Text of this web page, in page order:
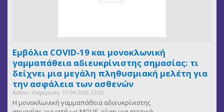
Εμβόλια COVID-19 και μονοκλωνική
γαμμαπάθεια αδιευκρίνιστης σημασίας: τι
δείχνει μια μεγάλη πληθυσμιακή μελέτη για
την ασφάλεια των ασθενών
Άρθρα - Ενημέρωση: 17-04-2026 12:02
Η μονοκλωνική γαμμαπάθεια αδιευκρίνιστης